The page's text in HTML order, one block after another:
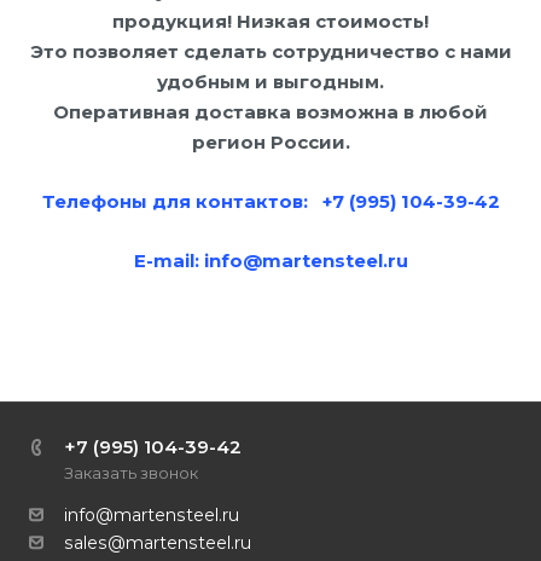
продукция! Низкая стоимость!
Это позволяет сделать сотрудничество с нами
удобным и выгодным.
Оперативная доставка возможна в любой
регион России.
Телефоны для контактов: +7 (995) 104-39-42
E-mail: info@martensteel.ru
+7 (995) 104-39-42
Заказать звонок
info@martensteel.ru
sales@martensteel.ru